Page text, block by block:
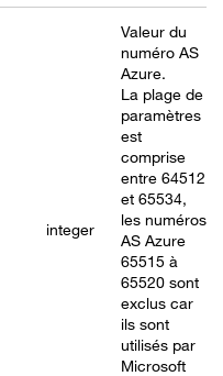
integer
Valeur du
numéro AS
Azure.
La plage de
paramètres
est
comprise
entre 64512
et 65534,
les numéros
AS Azure
65515 à
65520 sont
exclus car
ils sont
utilisés par
Microsoft